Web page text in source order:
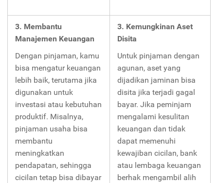
3. Membantu
Manajemen Keuangan
Dengan pinjaman, kamu
bisa mengatur keuangan
lebih baik, terutama jika
digunakan untuk
investasi atau kebutuhan
produktif. Misalnya,
pinjaman usaha bisa
membantu
meningkatkan
pendapatan, sehingga
cicilan tetap bisa dibayar
3. Kemungkinan Aset
Disita
Untuk pinjaman dengan
agunan, aset yang
dijadikan jaminan bisa
disita jika terjadi gagal
bayar. Jika peminjam
mengalami kesulitan
keuangan dan tidak
dapat memenuhi
kewajiban cicilan, bank
atau lembaga keuangan
berhak mengambil alih